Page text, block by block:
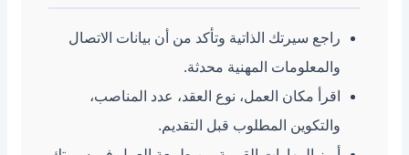
راجع سيرتك الذاتية وتأكد من أن بيانات الاتصال
والمعلومات المهنية محدثة.
اقرأ مكان العمل، نوع العقد، عدد المناصب،
والتكوين المطلوب قبل التقديم.